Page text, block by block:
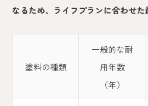
なるため、ライフプランに合わせた
塗料の種類
一般的な耐
用年数
（年）